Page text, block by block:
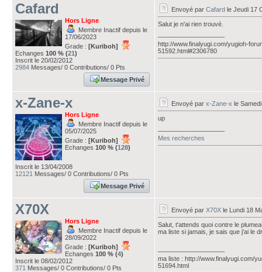
Cafard
Hors Ligne
Membre Inactif depuis le
17/06/2023
Grade : [Kuriboh]
Echanges 100 % (21)
Inscrit le 20/02/2012
2984 Messages/ 0 Contributions/ 0 Pts
Message Privé
Envoyé par Cafard le Jeudi 17
Salut je n'ai rien trouvé.
http://www.finalyugi.com/yugioh-
51592.html#2306780
x-Zane-x
Hors Ligne
Membre Inactif depuis le
05/07/2025
Grade : [Kuriboh]
Echanges 100 % (128)
Inscrit le 13/04/2008
12121 Messages/ 0 Contributions/ 0 Pts
Message Privé
Envoyé par x-Zane-x le
up
Mes recherches
X70X
Hors Ligne
Membre Inactif depuis le
28/09/2022
Grade : [Kuriboh]
Echanges 100 % (4)
Inscrit le 08/02/2012
371 Messages/ 0 Contributions/ 0 Pts
Envoyé par X70X le Lundi 18
Salut, t'attends quoi contre le
ma liste si jamais, je sais que j'ai le
ma liste : http://www.finalyugi.com/
51694.html